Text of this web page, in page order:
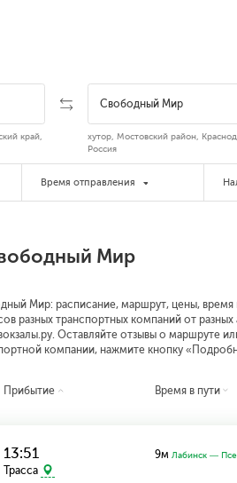
край,
хутор, Мостовский район,
Россия
Время отправления
Мир
Мир: расписание, маршрут, цены, время
разных транспортных компаний от
Оставляйте отзывы о маршруте
компании, нажмите кнопку
Прибытие Время в пути
13:51
Трасса
9м Лабинск —